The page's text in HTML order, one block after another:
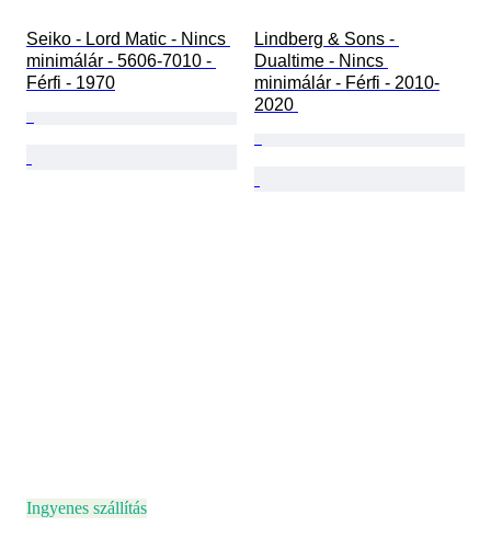
Seiko - Lord Matic - Nincs
minimálár - 5606-7010 -
Férfi - 1970
Lindberg & Sons -
Dualtime - Nincs
minimálár - Férfi - 2010-
2020
Ingyenes szállítás